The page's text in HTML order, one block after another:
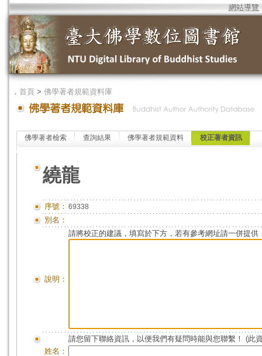
網站導覽
． 首頁 > 佛學著者規範資料庫
佛學著者檢索 查詢結果 佛學著者規範資料 校正著者資訊
繞龍
序號： 69338
別名：
說明：
請將校正的建議，填寫於下方，若有參考網址請一併提供
請您留下聯絡資訊，以便我們有疑問時能與您聯繫！ (此
姓名：